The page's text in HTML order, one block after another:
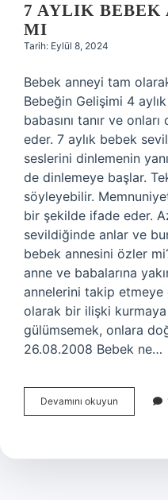
7 AYLIK BEBEK
MI
Tarih: Eylül 8, 2024
Bebek anneyi tam
Bebeğin Gelişimi 4
babasını tanır ve
eder. 7 aylık bebek
seslerini dinlemenin
de dinlemeye başlar.
söyleyebilir.
bir şekilde ifade eder.
sevildiğinde anlar ve
bebek annesini özler
anne ve babalarına
annelerini takip etmeye
olarak bir ilişki kurmaya
gülümsemek, onlara
26.08.2008 Bebek ne…
Devamını okuyun
Aylık
Tanır